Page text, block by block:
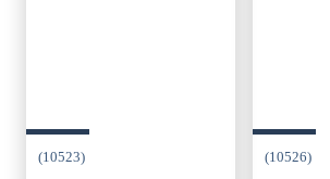
(10523) (10526)